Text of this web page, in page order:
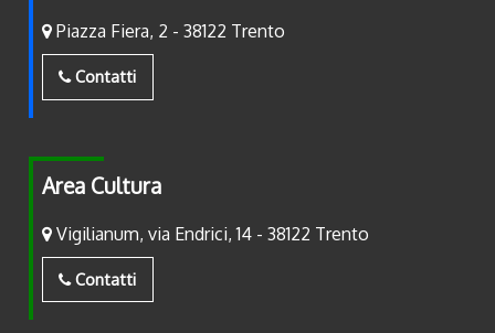
Piazza Fiera, 2 - 38122 Trento
Contatti
Area Cultura
Vigilianum, via Endrici, 14 - 38122 Trento
Contatti